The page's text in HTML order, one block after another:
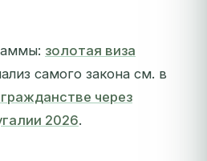
золотая виза
самого закона см. в
через
2026.